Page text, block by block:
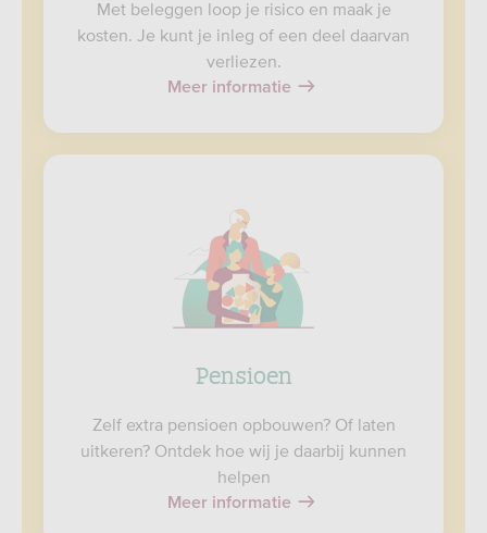
Met beleggen loop je risico en maak je
kosten. Je kunt je inleg of een deel daarvan
verliezen.
Meer informatie
Pensioen
Zelf extra pensioen opbouwen? Of laten
uitkeren? Ontdek hoe wij je daarbij kunnen
helpen
Meer informatie